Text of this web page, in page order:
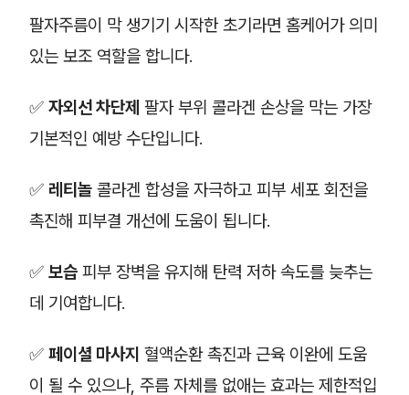
팔자주름이 막 생기기 시작한 초기라면 홈케어가 의미
있는 보조 역할을 합니다.
✅ 자외선 차단제 팔자 부위 콜라겐 손상을 막는 가장
기본적인 예방 수단입니다.
✅ 레티놀 콜라겐 합성을 자극하고 피부 세포 회전을
촉진해 피부결 개선에 도움이 됩니다.
✅ 보습 피부 장벽을 유지해 탄력 저하 속도를 늦추는
데 기여합니다.
✅ 페이셜 마사지 혈액순환 촉진과 근육 이완에 도움
이 될 수 있으나, 주름 자체를 없애는 효과는 제한적입